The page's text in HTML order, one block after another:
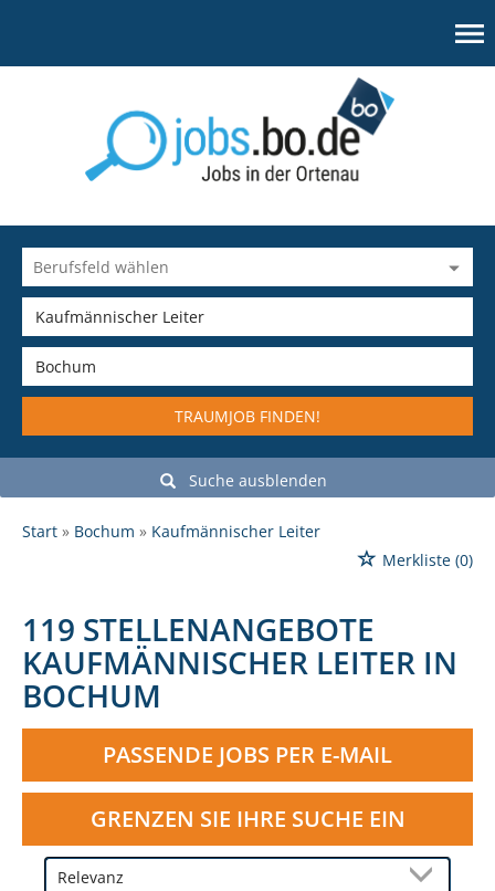
TRAUMJOB FINDEN!
Suche ausblenden
Start Bochum
Kaufmännischer Leiter
Merkliste (0)
119 STELLENANGEBOTE
KAUFMÄNNISCHER LEITER IN
BOCHUM
PASSENDE JOBS PER E-MAIL
GRENZEN SIE IHRE SUCHE EIN